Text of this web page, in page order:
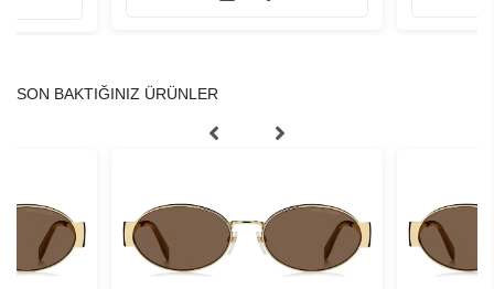
SON BAKTIĞINIZ ÜRÜNLER